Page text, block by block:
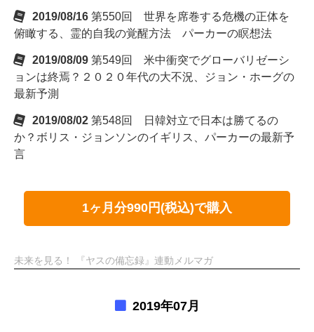
2019/08/16 第550回 世界を席巻する危機の正体を
俯瞰する、霊的自我の覚醒方法 パーカーの瞑想法
2019/08/09 第549回 米中衝突でグローバリゼーシ
ョンは終焉？２０２０年代の大不況、ジョン・ホーグの
最新予測
2019/08/02 第548回 日韓対立で日本は勝てるの
か？ボリス・ジョンソンのイギリス、パーカーの最新予
言
1ヶ月分990円(税込)で購入
未来を見る！ 『ヤスの備忘録』連動メルマガ
2019年07月